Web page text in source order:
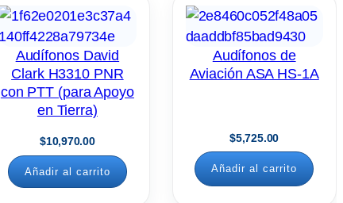
Audífonos David
Clark H3310 PNR
con PTT (para Apoyo
en Tierra)
$10,970.00
Añadir al carrito
Audífonos de
Aviación ASA HS-1A
$5,725.00
Añadir al carrito